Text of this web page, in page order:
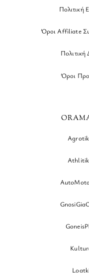
Πολιτική
Όροι Affiliate
Πολιτική
Όροι